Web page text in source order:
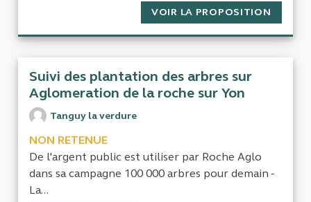
VOIR LA PROPOSITION
Suivi des plantation des arbres sur
Aglomeration de la roche sur Yon
Tanguy la verdure
NON RETENUE
De l'argent public est utiliser par Roche Aglo
dans sa campagne 100 000 arbres pour demain -
La...